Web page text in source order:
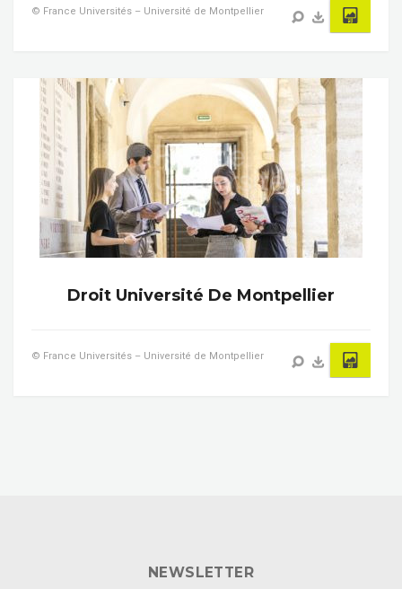
© France Universités – Université de Montpellier
Droit Université De Montpellier
© France Universités – Université de Montpellier
NEWSLETTER